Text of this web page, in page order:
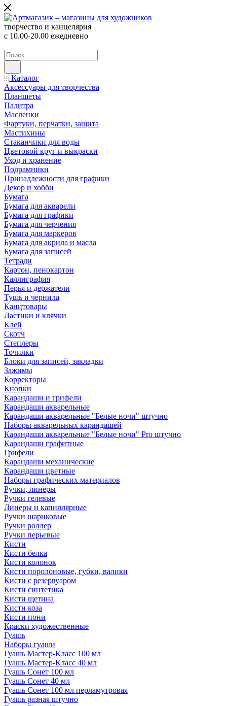
творчество и канцелярия
с 10.00-20.00 ежедневно
Каталог
Аксессуары для творчества
Планшеты
Палитра
Масленки
Фартуки, перчатки, защита
Мастихины
Стаканчики для воды
Цветовой круг и выкраски
Уход и хранение
Подрамники
Принадлежности для графики
Декор и хобби
Бумага
Бумага для акварели
Бумага для графики
Бумага для черчения
Бумага для маркеров
Бумага для акрила и масла
Бумага для записей
Тетради
Картон, пенокартон
Каллиграфия
Перья и держатели
Тушь и чернила
Канцтовары
Ластики и клячки
Клей
Скотч
Степлеры
Точилки
Блоки для записей, закладки
Зажимы
Корректоры
Кнопки
Карандаши и грифели
Карандаши акварельные
Карандаши акварельные "Белые ночи" штучно
Наборы акварельных карандашей
Карандаши акварельные "Белые ночи" Pro штучно
Карандаши графитные
Грифели
Карандаши механические
Карандаши цветные
Наборы графических материалов
Ручки, линеры
Ручки гелевые
Линеры и капиллярные
Ручки шариковые
Ручки роллер
Ручки перьевые
Кисти
Кисти белка
Кисти колонок
Кисти поролоновые, губки, валики
Кисти с резервуаром
Кисти синтетика
Кисти щетина
Кисти коза
Кисти пони
Краски художественные
Гуашь
Наборы гуаши
Гуашь Мастер-Класс 100 мл
Гуашь Мастер-Класс 40 мл
Гуашь Сонет 100 мл
Гуашь Сонет 40 мл
Гуашь Сонет 100 мл перламутровая
Гуашь разная штучно